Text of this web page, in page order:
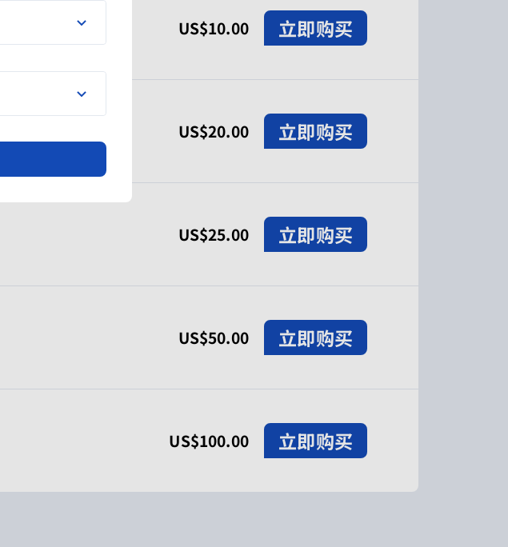
US$10.00 立即购买
US$20.00 立即购买
US$25.00 立即购买
US$50.00 立即购买
US$100.00 立即购买